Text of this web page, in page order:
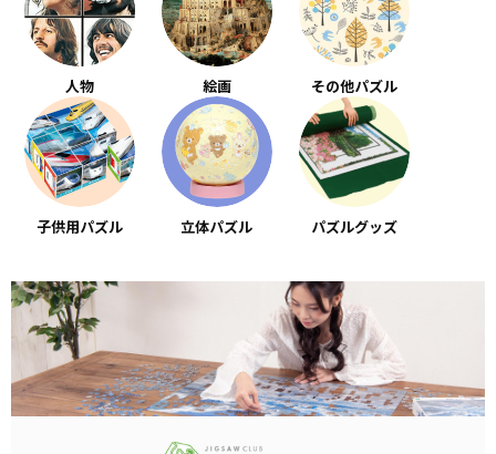
人物 絵画 その他パズル
子供用パズル 立体パズル パズルグッズ